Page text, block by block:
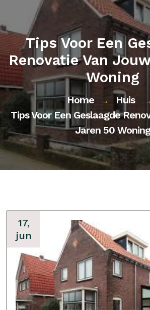
Tips Voor Een
Renovatie Van
Woning
Home → Huis →
Tips Voor Een Geslaagde
Jaren 50 Woning
17,
jun